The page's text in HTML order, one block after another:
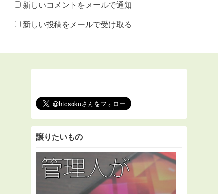
新しいコメントをメールで通知
新しい投稿をメールで受け取る
譲りたいもの